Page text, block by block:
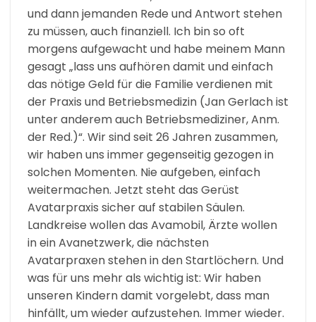
und dann jemanden Rede und Antwort stehen
zu müssen, auch finanziell. Ich bin so oft
morgens aufgewacht und habe meinem Mann
gesagt „lass uns aufhören damit und einfach
das nötige Geld für die Familie verdienen mit
der Praxis und Betriebsmedizin (Jan Gerlach ist
unter anderem auch Betriebsmediziner, Anm.
der Red.)“. Wir sind seit 26 Jahren zusammen,
wir haben uns immer gegenseitig gezogen in
solchen Momenten. Nie aufgeben, einfach
weitermachen. Jetzt steht das Gerüst
Avatarpraxis sicher auf stabilen Säulen.
Landkreise wollen das Avamobil, Ärzte wollen
in ein Avanetzwerk, die nächsten
Avatarpraxen stehen in den Startlöchern. Und
was für uns mehr als wichtig ist: Wir haben
unseren Kindern damit vorgelebt, dass man
hinfällt, um wieder aufzustehen. Immer wieder.